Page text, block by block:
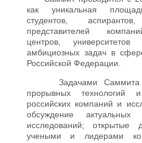
как уникальная
студентов,
представителей
центров,
амбициозных задач в
Российской Федерации.
Задачами Саммита
прорывных технологий
российских компаний и
обсуждение
исследований; открытые
учеными и лидерами